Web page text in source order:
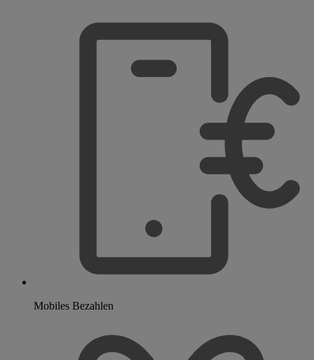
Mobiles Bezahlen